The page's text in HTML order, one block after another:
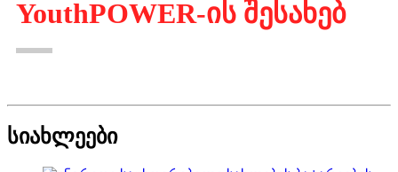
YouthPOWER-ის შესახებ
სიახლეები